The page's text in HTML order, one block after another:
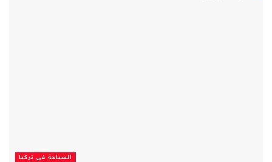
السياحة في تركيا